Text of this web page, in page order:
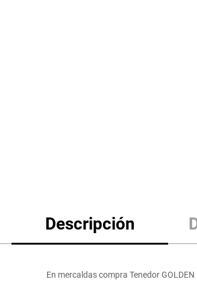
Descripción
En mercaldas compra Tenedor